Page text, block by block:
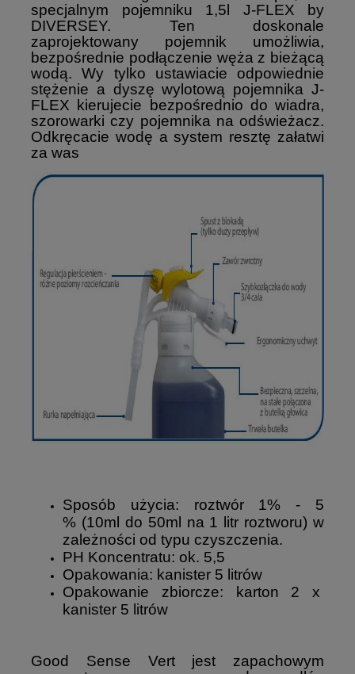
specjalnym pojemniku 1,5l J-FLEX by
DIVERSEY. Ten doskonale
zaprojektowany pojemnik umożliwia,
bezpośrednie podłączenie węża z bieżącą
wodą. Wy tylko ustawiacie odpowiednie
stężenie a dyszę wylotową pojemnika J-
FLEX kierujecie bezpośrednio do wiadra,
szorowarki czy pojemnika na odświeżacz.
Odkręcacie wodę a system resztę załatwi
za was
Sposób użycia: roztwór 1% - 5
% (10ml do 50ml na 1 litr roztworu) w
zależności od typu czyszczenia.
PH Koncentratu: ok. 5,5
Opakowania: kanister 5 litrów
Opakowanie zbiorcze: karton 2 x
kanister 5 litrów
Good Sense Vert jest zapachowym